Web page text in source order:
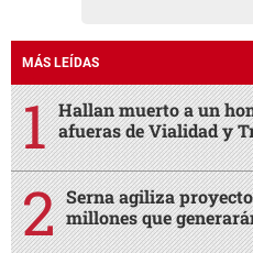
MÁS LEÍDAS
Hallan muerto a un
afueras de Vialidad y
Serna agiliza
millones que